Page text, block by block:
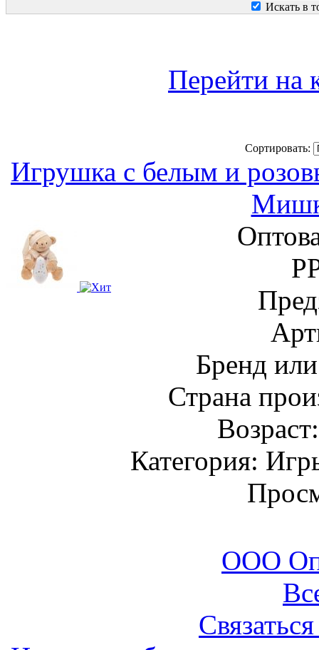
Искать в
Перейти на
Сортировать:
Игрушка с белым и
Бренд
Страна
Категория:
ООО